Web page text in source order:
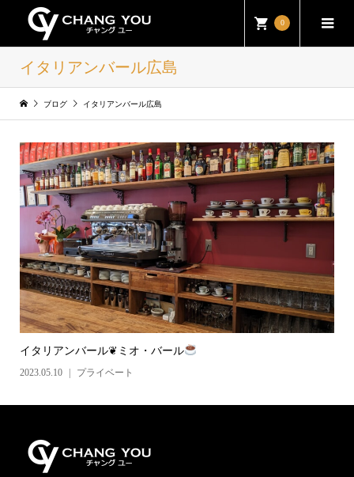
0
イタリアンバール広島
ブログ イタリアンバール広島
イタリアンバール❦ミオ・バール
2023.05.10 プライベート